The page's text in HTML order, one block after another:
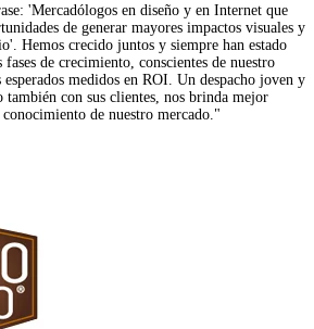
'Mercadólogos en diseño y en Internet que
de generar mayores impactos visuales y
Hemos crecido juntos y siempre han estado
de crecimiento, conscientes de nuestro
esperados medidos en ROI. Un despacho joven y
también con sus clientes, nos brinda mejor
de nuestro mercado."